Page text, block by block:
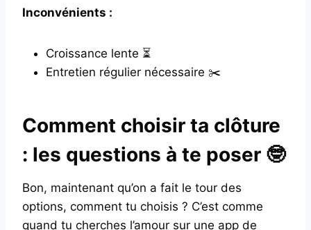
Inconvénients :
Croissance lente ⏳
Entretien régulier nécessaire ✂️
Comment choisir ta clôture
: les questions à te poser 🤓
Bon, maintenant qu’on a fait le tour des
options, comment tu choisis ? C’est comme
quand tu cherches l’amour sur une app de